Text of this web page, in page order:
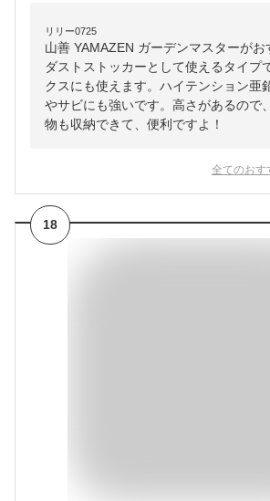
リリー0725
山善 YAMAZEN ガーデンマスターがお
ダストストッカーとして使えるタイプ
クスにも使えます。ハイテンション亜
やサビにも強いです。高さがあるので
物も収納できて、便利ですよ！
全てのおす
18